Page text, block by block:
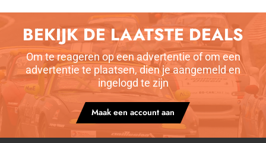
BEKIJK DE LAATSTE DEALS
Om te reageren op een advertentie of om een
advertentie te plaatsen, dien je aangemeld en
ingelogd te zijn
Maak een account aan